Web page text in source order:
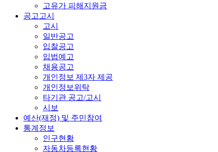
고유가 피해지원금
공고고시
고시
일반공고
입찰공고
입법예고
채용공고
개인정보 제3자 제공
개인정보위탁
타기관 공고/고시
시보
예산(재정) 및 주민참여
통계정보
인구현황
자동차등록현황